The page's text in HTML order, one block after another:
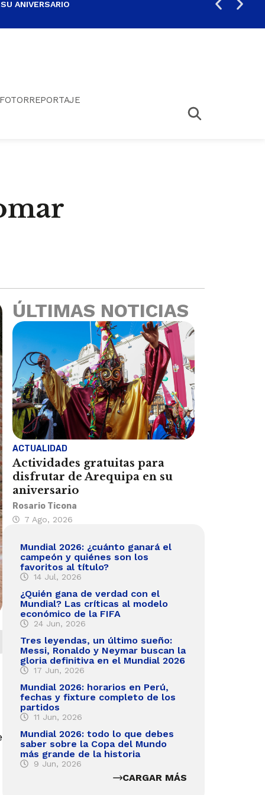
ANIVERSARIO
ÚLTIMAS NOTICIAS
ACTUALIDAD
Actividades gratuitas para
disfrutar de Arequipa en su
aniversario
Rosario Ticona
7 Ago, 2026
Mundial 2026: ¿cuánto ganará el
campeón y quiénes son los
favoritos al título?
14 Jul, 2026
¿Quién gana de verdad con el
Mundial? Las críticas al modelo
económico de la FIFA
24 Jun, 2026
Tres leyendas, un último sueño:
Messi, Ronaldo y Neymar buscan la
gloria definitiva en el Mundial 2026
17 Jun, 2026
Mundial 2026: horarios en Perú,
fechas y fixture completo de los
partidos
11 Jun, 2026
Mundial 2026: todo lo que debes
saber sobre la Copa del Mundo
más grande de la historia
9 Jun, 2026
CARGAR MÁS